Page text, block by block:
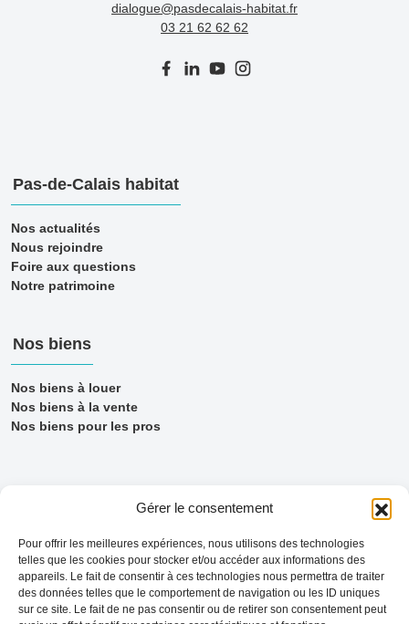
Gérer le consentement
Pour offrir les meilleures expériences, nous utilisons des technologies
telles que les cookies pour stocker et/ou accéder aux informations des
appareils. Le fait de consentir à ces technologies nous permettra de traiter
des données telles que le comportement de navigation ou les ID uniques
sur ce site. Le fait de ne pas consentir ou de retirer son consentement peut
dialogue@pasdecalais-habitat.fr
03 21 62 62 62
Pas-de-Calais habitat
Nos actualités
Nous rejoindre
Foire aux questions
Notre patrimoine
Nos biens
Nos biens à louer
Nos biens à la vente
Nos biens pour les pros